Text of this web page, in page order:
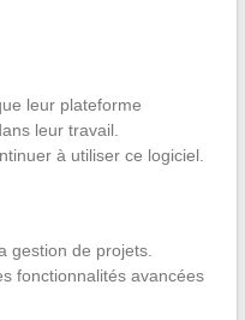
leur plateforme
leur travail.
à utiliser ce logiciel.
gestion de projets.
fonctionnalités avancées